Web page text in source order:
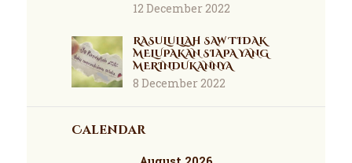
12 December 2022
RASULULLAH SAW TIDAK
MELUPAKAN SIAPA YANG
MERINDUKANNYA
8 December 2022
Calendar